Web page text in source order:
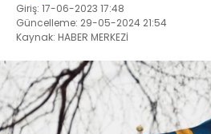
Giriş: 17-06-2023 17:48
Güncelleme: 29-05-2024 21:54
Kaynak: HABER MERKEZİ